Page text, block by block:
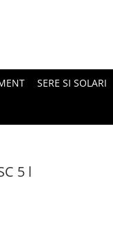
SERE SI SOLARI
5 l